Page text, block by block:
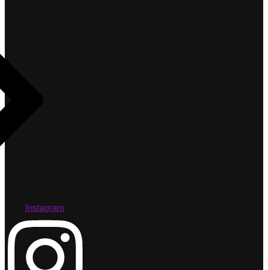
Instagram